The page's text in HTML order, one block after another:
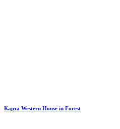
Карта Western House in Forest